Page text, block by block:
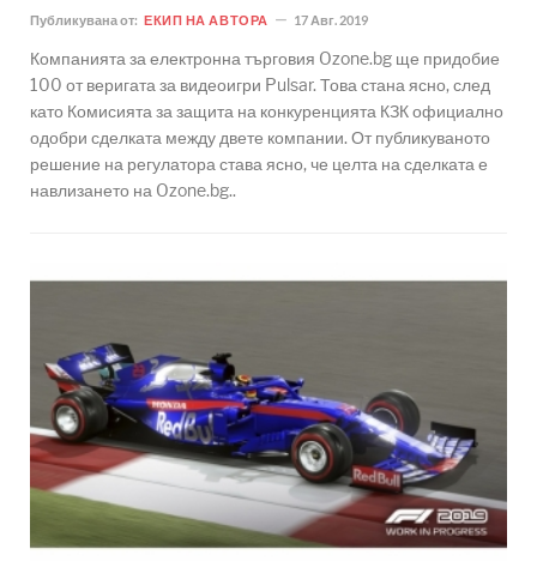
Публикувана от: ЕКИП НА АВТОРА 17 Авг. 2019
Компанията за електронна търговия Ozone.bg ще придобие
100 от веригата за видеоигри Pulsar. Това стана ясно, след
като Комисията за защита на конкуренцията КЗК официално
одобри сделката между двете компании. От публикуваното
решение на регулатора става ясно, че целта на сделката е
навлизането на Ozone.bg..